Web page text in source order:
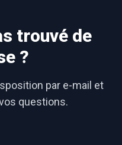
trouvé de
?
par e-mail et
questions.